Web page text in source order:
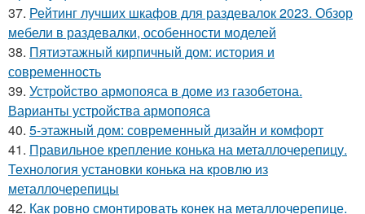
37. Рейтинг лучших шкафов для раздевалок 2023. Обзор
мебели в раздевалки, особенности моделей
38. Пятиэтажный кирпичный дом: история и
современность
39. Устройство армопояса в доме из газобетона.
Варианты устройства армопояса
40. 5-этажный дом: современный дизайн и комфорт
41. Правильное крепление конька на металлочерепицу.
Технология установки конька на кровлю из
металлочерепицы
42. Как ровно смонтировать конек на металлочерепице.